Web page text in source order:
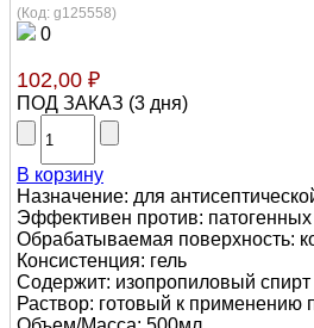
(Код: g125558)
0
102,00 ₽
ПОД ЗАКАЗ (3 дня)
В корзину
Назначение: для
Эффективен против: патогенных
Обрабатываемая поверхность:
Консистенция: гель
Содержит: изопропиловый спирт
Раствор: готовый к применению